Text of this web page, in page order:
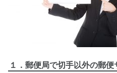
１．郵便局で切手以外の郵